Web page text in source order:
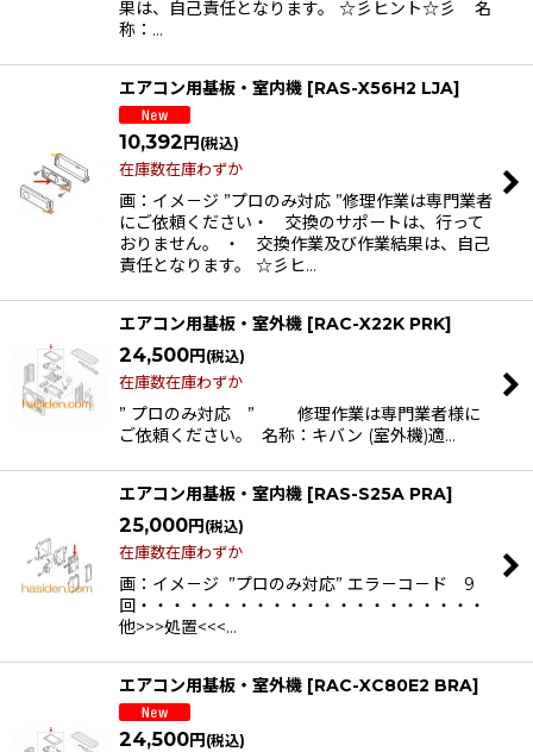
果は、自己責任となります。 ☆彡ヒント☆彡 名
称：…
エアコン用基板・室内機 [RAS-X56H2 LJA]
10,392円 (税込)
在庫数在庫わずか
画：イメ－ジ ”プロのみ対応 ”修理作業は専門業者
にご依頼ください・ 交換のサポートは、行って
おりません。 ・ 交換作業及び作業結果は、自己
責任となります。 ☆彡ヒ…
エアコン用基板・室外機 [RAC-X22K PRK]
24,500円 (税込)
在庫数在庫わずか
” プロのみ対応 ” 修理作業は専門業者様に
ご依頼ください。 名称：キバン (室外機)適…
エアコン用基板・室内機 [RAS-S25A PRA]
25,000円 (税込)
在庫数在庫わずか
画：イメ－ジ ”プロのみ対応” エラ－コ－ド 9
回・・・・・・・・・・・・・・・・・・・・・
他>>>処置<<<…
エアコン用基板・室外機 [RAC-XC80E2 BRA]
24,500円 (税込)